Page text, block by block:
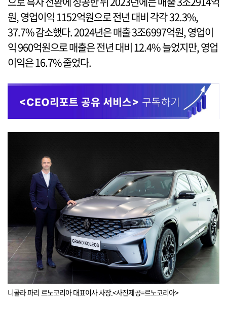
원, 영업이익 1152억원으로 전년 대비 각각 32.3%,
37.7% 감소했다. 2024년은 매출 3조6997억원, 영업이
익 960억원으로 매출은 전년 대비 12.4% 늘었지만, 영업
이익은 16.7% 줄었다.
니콜라 파리 르노코리아 대표이사 사장.<사진제공=르노코리아>